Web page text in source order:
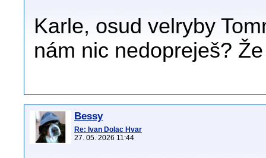
Karle, osud velryby
nám nic nedopreješ?
Bessy
Re: Ivan Dolac Hvar
27. 05. 2026 11:44